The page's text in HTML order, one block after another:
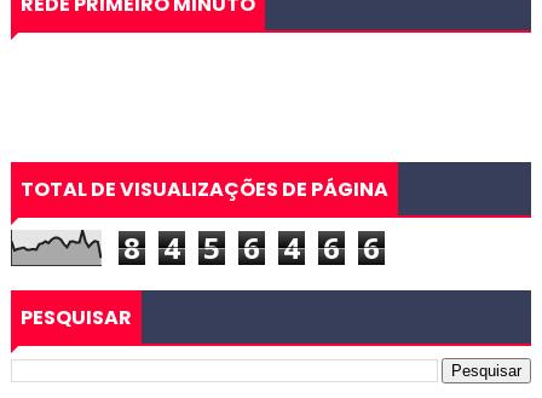
TOTAL DE VISUALIZAÇÕES DE PÁGINA
8 4 5 6 4 6 6
PESQUISAR